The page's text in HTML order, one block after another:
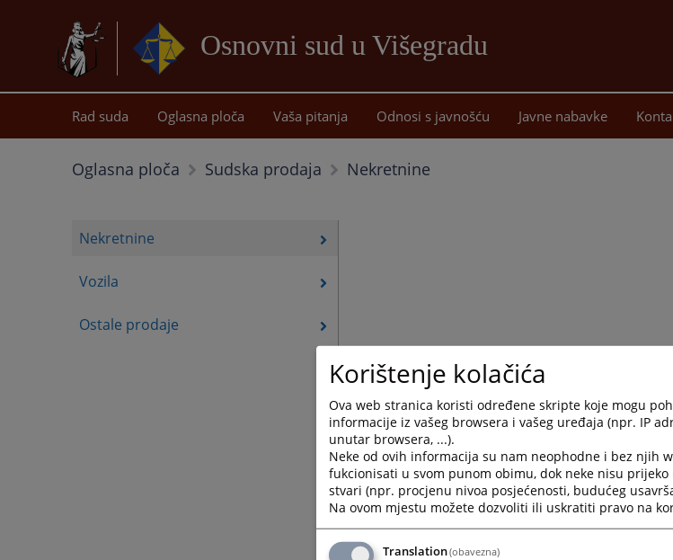
Osnovni sud u Višegradu
sadržaj
Rad suda Oglasna ploča Vaša pitanja Odnosi s javnošću Javne nabavke
Oglasna ploča Sudska prodaja Nekretnine
Nekretnine
Vozila
Ostale prodaje
Korištenje kolačića
Ova web stranica koristi određene skripte koje mogu
informacije iz vašeg browsera i vašeg uređaja (npr. IP
unutar browsera, ...).
Neke od ovih informacija su nam neophodne i bez njih
fukcionisati u svom punom obimu, dok neke nisu
stvari (npr. procjenu nivoa posjećenosti, budućeg
Na ovom mjestu možete dozvoliti ili uskratiti pravo na
Translation(obavezna)